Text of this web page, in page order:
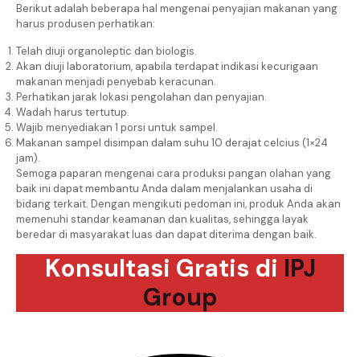
Berikut adalah beberapa hal mengenai penyajian makanan yang
harus produsen perhatikan:
Telah diuji organoleptic dan biologis.
Akan diuji laboratorium, apabila terdapat indikasi kecurigaan
makanan menjadi penyebab keracunan.
Perhatikan jarak lokasi pengolahan dan penyajian.
Wadah harus tertutup.
Wajib menyediakan 1 porsi untuk sampel.
Makanan sampel disimpan dalam suhu 10 derajat celcius (1×24
jam).
Semoga paparan mengenai cara produksi pangan olahan yang
baik ini dapat membantu Anda dalam menjalankan usaha di
bidang terkait. Dengan mengikuti pedoman ini, produk Anda akan
memenuhi standar keamanan dan kualitas, sehingga layak
beredar di masyarakat luas dan dapat diterima dengan baik.
Konsultasi Gratis di IPJ
Group